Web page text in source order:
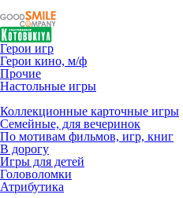
Герои игр
Герои кино, м/ф
Прочие
Настольные игры
Коллекционные карточные игры
Семейные, для вечеринок
По мотивам фильмов, игр, книг
В дорогу
Игры для детей
Головоломки
Атрибутика